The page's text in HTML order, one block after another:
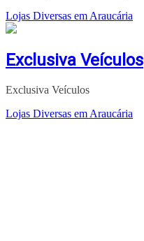
Lojas Diversas em Araucária
Exclusiva Veículos
Exclusiva Veículos
Lojas Diversas em Araucária